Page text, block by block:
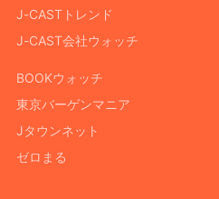
J-CASTトレンド
J-CAST会社ウォッチ
BOOKウォッチ
東京バーゲンマニア
Jタウンネット
ゼロまる